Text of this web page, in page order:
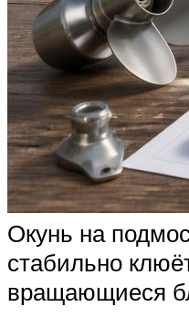
Окунь на
стабильно
вращающиеся